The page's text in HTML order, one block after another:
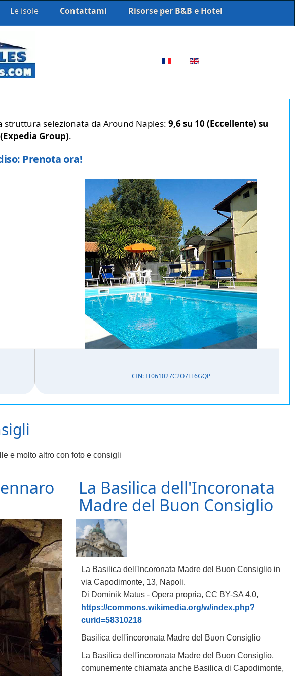
Le isole Contattami Risorse per B&B e Hotel
struttura selezionata da Around Naples: 9,6 su 10 (Eccellente) su
Group).
Prenota ora!
CIN: IT061027C2O7LL6GQP
e molto altro con foto e consigli
La Basilica dell'Incoronata
Madre del Buon Consiglio
La Basilica dell'Incoronata Madre del Buon Consiglio in
via Capodimonte, 13, Napoli.
Di Dominik Matus - Opera propria, CC BY-SA 4.0,
https://commons.wikimedia.org/w/index.php?
curid=58310218
Basilica dell'incoronata Madre del Buon Consiglio
La Basilica dell'incoronata Madre del Buon Consiglio,
comunemente chiamata anche Basilica di Capodimonte,